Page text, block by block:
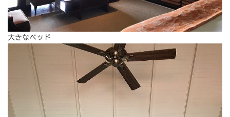
大きなベッド